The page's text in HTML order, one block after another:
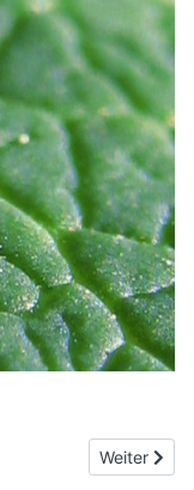
Nächster
Weiter